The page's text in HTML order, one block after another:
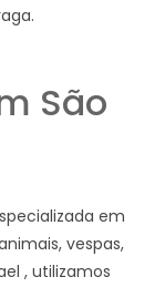
São
em
vespas,
, utilizamos